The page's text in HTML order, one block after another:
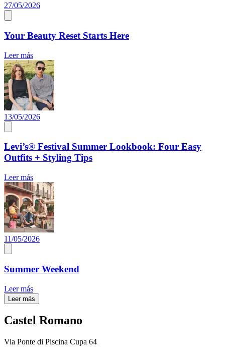
27/05/2026
Your Beauty Reset Starts Here
Leer más
13/05/2026
Levi’s® Festival Summer Lookbook: Four Easy
Outfits + Styling Tips
Leer más
11/05/2026
Summer Weekend
Leer más
Leer más
Castel Romano
Via Ponte di Piscina Cupa 64